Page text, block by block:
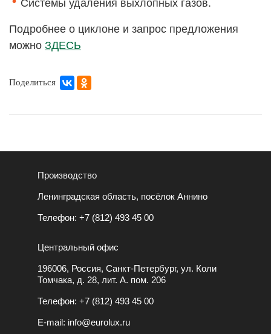
Системы удаления выхлопных газов.
Подробнее о циклоне и запрос предложения
можно ЗДЕСЬ
Поделиться
Производство
Ленинградская область, посёлок Аннино
Телефон: +7 (812) 493 45 00
Центральный офис
196006, Россия, Санкт-Петербург, ул. Коли
Томчака, д. 28, лит. А. пом. 206
Телефон: +7 (812) 493 45 00
E-mail: info@eurolux.ru